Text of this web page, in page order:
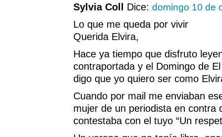
Sylvia Coll Dice: domingo 10 de
Lo que me queda por vivir
Querida Elvira,
Hace ya tiempo que disfruto
contraportada y el Domingo de
digo que yo quiero ser como
Cuando por mail me enviaban
mujer de un periodista en contra
contestaba con el tuyo “Un